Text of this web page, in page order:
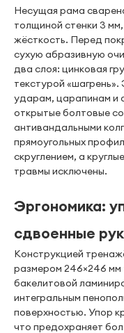
Несущая рама
толщиной стенки 3
жёсткость. Перед
сухую абразивную
два слоя: цинковая
текстурой
ударам, царапинам и
открытые болтовые
антивандальными
прямоугольных
скруглением, а
травмы исключены.
Эргономика:
сдвоенные
Конструкцией
размером 246×246 мм
бакелитовой
интегральным
поверхностью. Упор
что предохраняет